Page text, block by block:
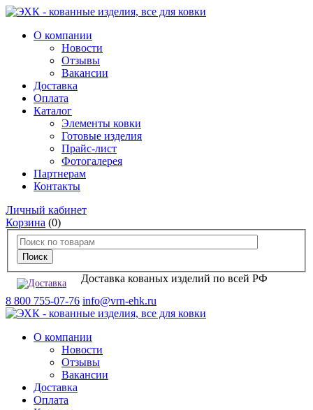
О компании
Новости
Отзывы
Вакансии
Доставка
Оплата
Каталог
Элементы ковки
Готовые изделия
Прайс-лист
Фотогалерея
Партнерам
Контакты
Личный кабинет
Корзина (0)
Доставка кованых изделий по всей РФ
8 800 755-07-76 info@vrn-ehk.ru
О компании
Новости
Отзывы
Вакансии
Доставка
Оплата